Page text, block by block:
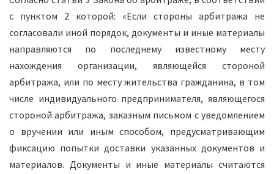
с пунктом 2 которой: «Если стороны арбитража не
согласовали иной порядок, документы и иные материалы
направляются по последнему известному месту
нахождения организации, являющейся стороной
арбитража, или по месту жительства гражданина, в том
числе индивидуального предпринимателя, являющегося
стороной арбитража, заказным письмом с уведомлением
о вручении или иным способом, предусматривающим
фиксацию попытки доставки указанных документов и
материалов. Документы и иные материалы считаются